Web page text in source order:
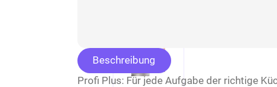
Beschreibung
Profi Plus: Für jede Aufgabe der richtige